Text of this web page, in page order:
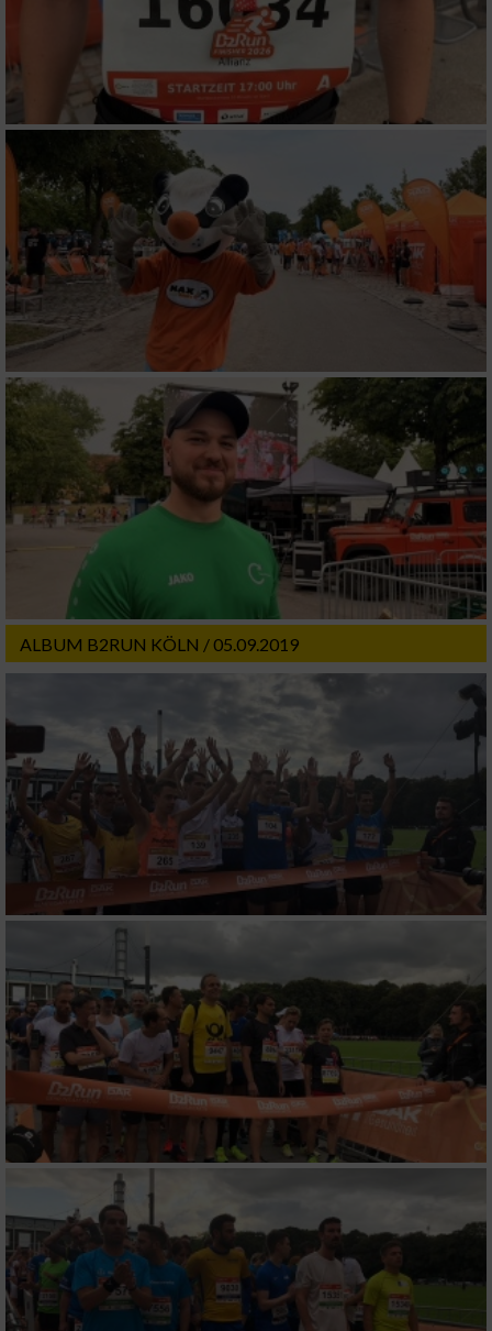
ALBUM B2RUN KÖLN / 05.09.2019
verschiedenen Quellen
Entwicklung und Verbesserung der Angebote
Verwendung reduzierter Daten zur Auswahl
von Inhalten
IAB-Besonderheiten:
Verwendung genauer Standortdaten
Geräte anhand von aktiv angeforderten
Informationen identifizieren
Nicht-IAB-Verarbeitungszwecke:
Notwendig
Performance
Funktional
Werbung